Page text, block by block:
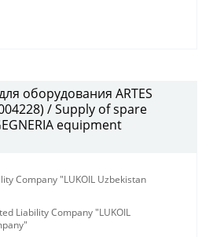
оборудования ARTES
/ Supply of spare
equipment
Company "LUKOIL Uzbekistan
Liability Company "LUKOIL